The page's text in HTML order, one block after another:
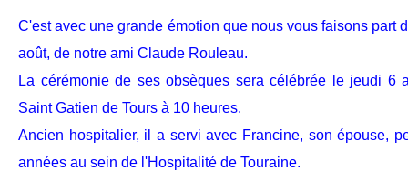
C'est avec une grande émotion que nous vous faisons part
août, de notre ami Claude Rouleau.
La cérémonie de ses obsèques sera célébrée le jeudi 6
Saint Gatien de Tours à 10 heures.
Ancien hospitalier, il a servi avec Francine, son épouse,
années au sein de l'Hospitalité de Touraine.